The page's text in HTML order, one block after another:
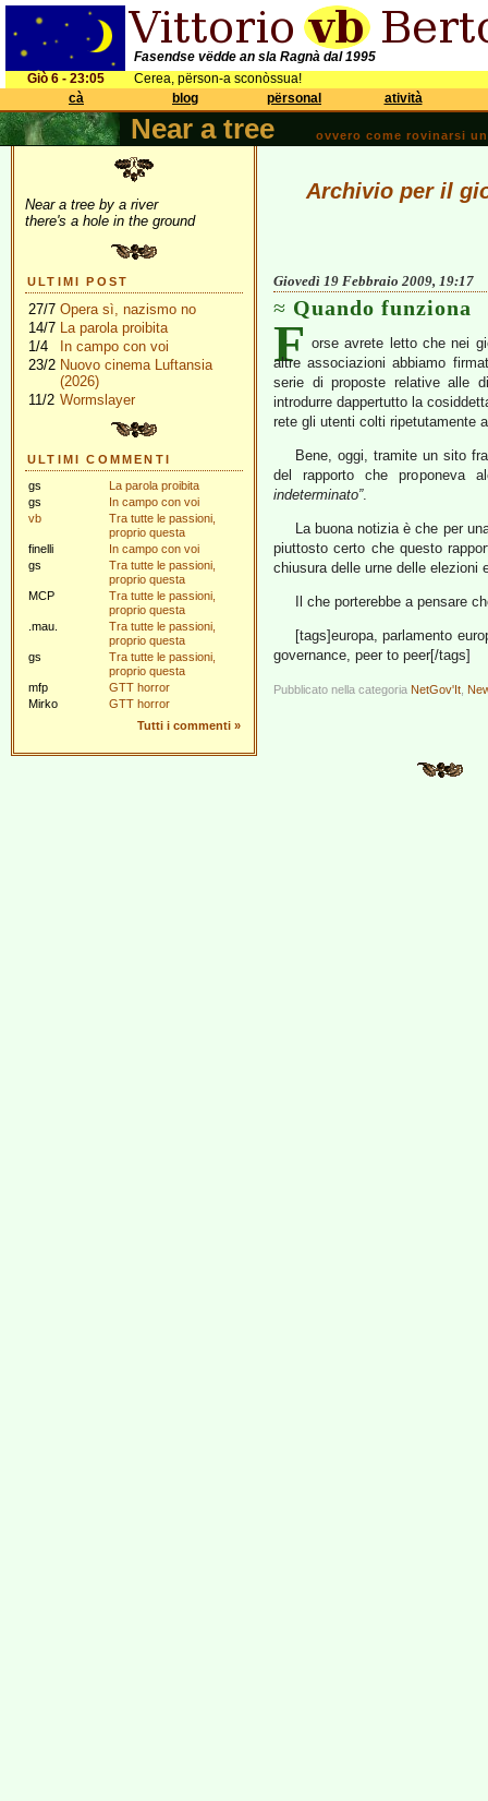
Fasendse vëdde an sla Ragnà dal 1995
Giò 6 - 23:05
Cerea, përson-a sconòssua!
cà
blog përsonal atività
Near a tree ovvero come rovinarsi
Near a tree by a river
there's a hole in the ground
ULTIMI POST
27/7 Opera sì, nazismo no
14/7 La parola proibita
1/4
In campo con voi
23/2 Nuovo cinema Luftansia
(2026)
11/2 Wormslayer
ULTIMI COMMENTI
gs
La parola proibita
gs
In campo con voi
vb
Tra tutte le passioni,
proprio questa
finelli
In campo con voi
gs
Tra tutte le passioni,
proprio questa
MCP
Tra tutte le passioni,
proprio questa
.mau.
Tra tutte le passioni,
proprio questa
gs
Tra tutte le passioni,
proprio questa
mfp
GTT horror
Mirko
GTT horror
Tutti i commenti »
Archivio per il
Giovedì 19 Febbraio 2009, 19:17
Quando funziona
F orse avrete letto che nei
altre associazioni abbiamo
serie di proposte relative alle
introdurre dappertutto la
rete gli utenti colti ripetutamente
Bene, oggi, tramite un sito
del rapporto che proponeva
indeterminato”.
La buona notizia è che per
piuttosto certo che questo
chiusura delle urne delle elezioni
Il che porterebbe a pensare
[tags]europa, parlamento
governance, peer to peer[/tags]
Pubblicato nella categoria NetGov'It